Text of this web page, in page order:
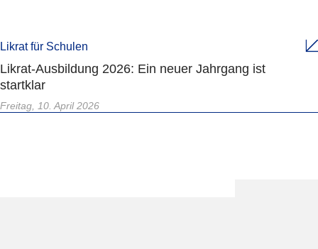
Likrat für Schulen
Likrat-Ausbildung 2026: Ein neuer Jahrgang ist
startklar
Freitag, 10. April 2026